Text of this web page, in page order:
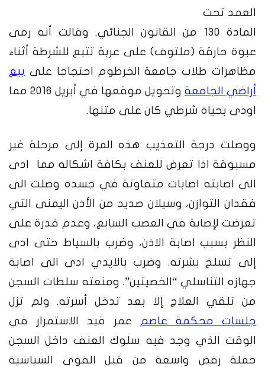
العمد تحت
المادة 130 من القانون الجنائي. وقالت أنه رمى
عبوة حارقة (ملتوف) على عربة تتبع للشرطة أثناء
مظاهرات طلاب جامعة الخرطوم احتجاجا على بيع
أراضي الجامعة
وتحويل موقعها في أبريل 2016 مما
اودى بحياة شرطي كان على متنها.
ووصلت درجة التعذيب هذه المرة إلى مرحلة غير
مسبوقة اذا تعرض للعنف بكافة اشكاله مما ادى
الى اصابته اصابات متفاوتة في جسده وصلت الى
فقدان التوازن، وسيلان صديد من الأذن اليمنى التي
تعرضت لإصابة في العصب السابع، وعدم قدرة على
النظر بسبب اصابة الاذن، وضرب بالسياط حتى ادى
إلى تسلخ بشرته. وضرب بالايدي ادى الى اصابة
جهازه التناسلي “الخصيتين”. ومنعته سلطات السجن
من تلقي العلاج إلا بعد تدخل أسرته. ولم تزل
جلسات محكمة عاصم
عمر قيد الاستمرار في
الوقت الذي وجد فيه سلوك العنف داخل السجن
حملة رفض واسعة من قبل القوى السياسية